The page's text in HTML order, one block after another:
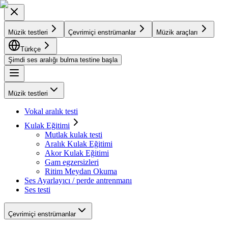
Müzik testleri Çevrimiçi enstrümanlar Müzik araçları
Türkçe
Şimdi ses aralığı bulma testine başla
Müzik testleri
Vokal aralık testi
Kulak Eğitimi
Mutlak kulak testi
Aralık Kulak Eğitimi
Akor Kulak Eğitimi
Gam egzersizleri
Ritim Meydan Okuma
Ses Ayarlayıcı / perde antrenmanı
Ses testi
Çevrimiçi enstrümanlar